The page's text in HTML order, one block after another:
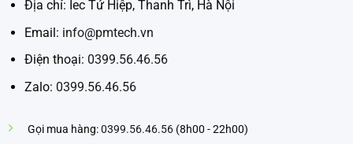
Địa chỉ: Iec Tứ Hiệp, Thanh Trì, Hà Nội
Email: info@pmtech.vn
Điện thoại: 0399.56.46.56
Zalo: 0399.56.46.56
Gọi mua hàng:0399.56.46.56(8h00 - 22h00)